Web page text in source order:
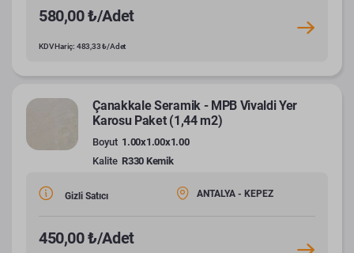
580,00 ₺/Adet
KDV Hariç: 483,33 ₺/Adet
Çanakkale Seramik - MPB Vivaldi Yer
Karosu Paket (1,44 m2)
Boyut 1.00x1.00x1.00
Kalite R330 Kemik
Gizli Satıcı ANTALYA - KEPEZ
450,00 ₺/Adet